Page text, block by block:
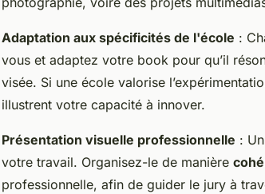
Adaptation aux spécificités de l'école :
vous et adaptez votre book pour qu’il
visée. Si une école valorise
illustrent votre capacité à innover.
Présentation visuelle professionnelle :
votre travail. Organisez-le de manière
professionnelle, afin de guider le jury à